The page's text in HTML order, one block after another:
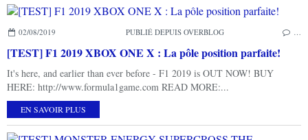
02/08/2019 PUBLIÉ DEPUIS OVERBLOG
[TEST] F1 2019 XBOX ONE X : La pôle position parfaite!
It's here, and earlier than ever before - F1 2019 is OUT NOW! BUY
HERE: http://www.formula1game.com READ MORE:...
EN SAVOIR PLUS